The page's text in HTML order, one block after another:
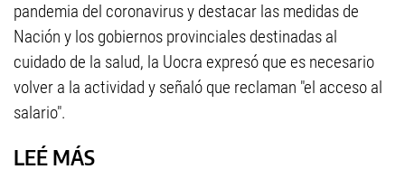
pandemia del coronavirus y destacar las medidas de
Nación y los gobiernos provinciales destinadas al
cuidado de la salud, la Uocra expresó que es necesario
volver a la actividad y señaló que reclaman "el acceso al
salario".
LEÉ MÁS